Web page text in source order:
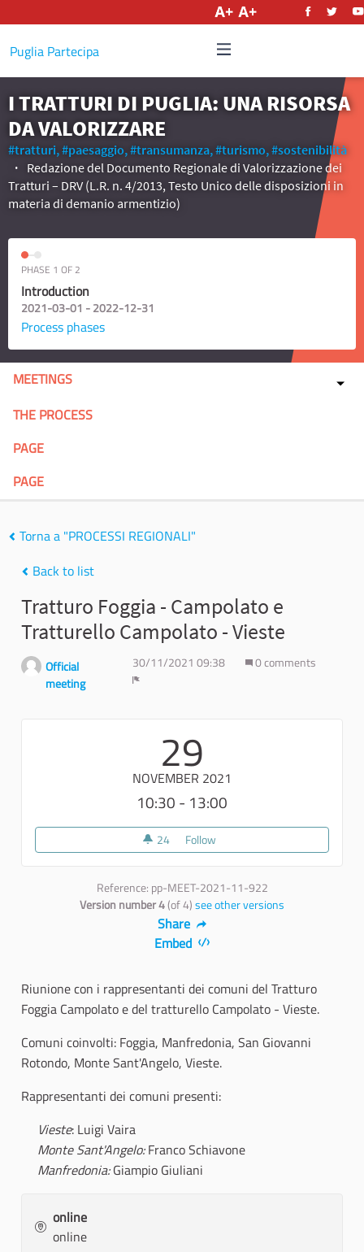
Puglia Partecipa
I TRATTURI DI PUGLIA: UNA RISORSA
DA VALORIZZARE
#tratturi,#paesaggio,#transumanza,#turismo,#sostenibilità
Redazione del Documento Regionale di Valorizzazione dei
Tratturi – DRV (L.R. n. 4/2013, Testo Unico delle disposizioni in
materia di demanio armentizio)
PHASE 1 OF 2
Introduction
2021-03-01 - 2022-12-31
Process phases
MEETINGS
THE PROCESS
PAGE
PAGE
Torna a "PROCESSI REGIONALI"
Back to list
Tratturo Foggia - Campolato e
Tratturello Campolato - Vieste
Official
meeting
30/11/2021 09:38
0 comments
29
NOVEMBER 2021
10:30 - 13:00
24 24 followers
Follow
Reference: pp-MEET-2021-11-922
Version number 4(of 4)see other versions
Share
Embed
Riunione con i rappresentanti dei comuni del Tratturo
Foggia Campolato e del tratturello Campolato - Vieste.
Comuni coinvolti: Foggia, Manfredonia, San Giovanni
Rotondo, Monte Sant'Angelo, Vieste.
Rappresentanti dei comuni presenti:
Vieste: Luigi Vaira
Monte Sant'Angelo:Franco Schiavone
Manfredonia:Giampio Giuliani
online
online